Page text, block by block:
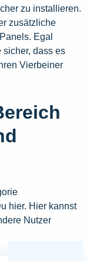
zu installieren.
zusätzliche
Egal
dass es
Vierbeiner
hier. Hier kannst
Nutzer